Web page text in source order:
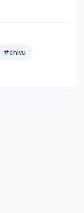
#chivu